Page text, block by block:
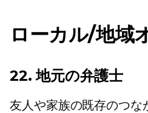
ローカル/地域
22. 地元の弁護士
友人や家族の既存のつな